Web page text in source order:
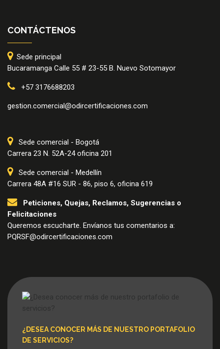
CONTÁCTENOS
Sede principal
Bucaramanga Calle 55 # 23-55 B. Nuevo Sotomayor
+57 3176688203
gestion.comercial@odircertificaciones.com
Sede comercial - Bogotá
Carrera 23 N. 52A-24 oficina 201
Sede comercial - Medellín
Carrera 48A #16 SUR - 86, piso 6, oficina 619
Peticiones, Quejas, Reclamos, Sugerencias o
Felicitaciones
Queremos escucharte. Envíanos tus comentarios a:
PQRSF@odircertificaciones.com
¿DESEA CONOCER MÁS DE NUESTRO PORTAFOLIO
DE SERVICIOS?